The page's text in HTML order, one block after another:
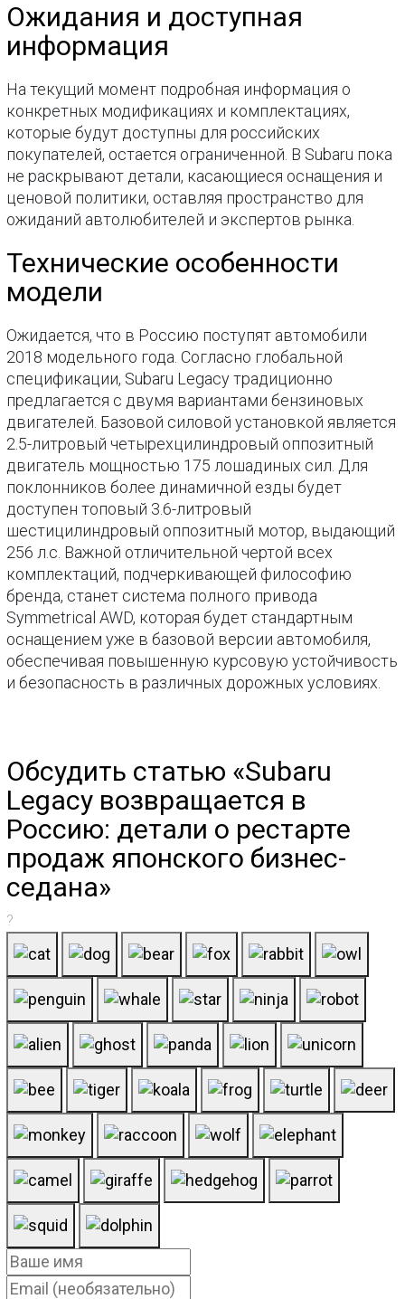
Ожидания и доступная
информация
На текущий момент подробная информация о
конкретных модификациях и комплектациях,
которые будут доступны для российских
покупателей, остается ограниченной. В Subaru пока
не раскрывают детали, касающиеся оснащения и
ценовой политики, оставляя пространство для
ожиданий автолюбителей и экспертов рынка.
Технические особенности
модели
Ожидается, что в Россию поступят автомобили
2018 модельного года. Согласно глобальной
спецификации, Subaru Legacy традиционно
предлагается с двумя вариантами бензиновых
двигателей. Базовой силовой установкой является
2.5-литровый четырехцилиндровый оппозитный
двигатель мощностью 175 лошадиных сил. Для
поклонников более динамичной езды будет
доступен топовый 3.6-литровый
шестицилиндровый оппозитный мотор, выдающий
256 л.с. Важной отличительной чертой всех
комплектаций, подчеркивающей философию
бренда, станет система полного привода
Symmetrical AWD, которая будет стандартным
оснащением уже в базовой версии автомобиля,
обеспечивая повышенную курсовую устойчивость
и безопасность в различных дорожных условиях.
Обсудить статью «Subaru
Legacy возвращается в
Россию: детали о рестарте
продаж японского бизнес-
седана»
?